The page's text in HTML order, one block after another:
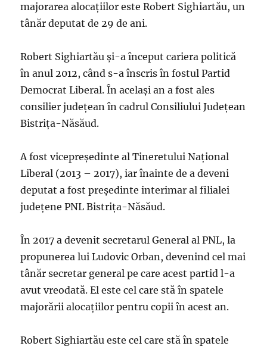
majorarea alocațiilor este Robert Sighiartău, un
tânăr deputat de 29 de ani.
Robert Sighiartău și-a început cariera politică
în anul 2012, când s-a înscris în fostul Partid
Democrat Liberal. În același an a fost ales
consilier județean în cadrul Consiliului Județean
Bistrița-Năsăud.
A fost vicepreședinte al Tineretului Național
Liberal (2013 – 2017), iar înainte de a deveni
deputat a fost președinte interimar al filialei
județene PNL Bistrița-Năsăud.
În 2017 a devenit secretarul General al PNL, la
propunerea lui Ludovic Orban, devenind cel mai
tânăr secretar general pe care acest partid l-a
avut vreodată. El este cel care stă în spatele
majorării alocațiilor pentru copii în acest an.
Robert Sighiartău este cel care stă în spatele